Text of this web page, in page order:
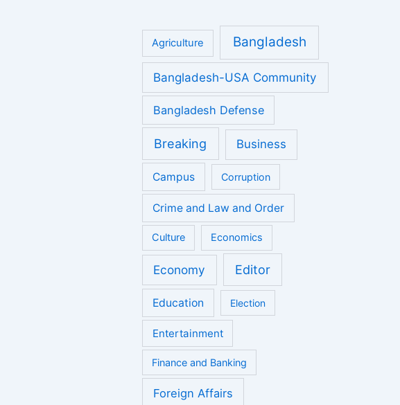
Agriculture Bangladesh
Bangladesh-USA Community
Bangladesh Defense
Breaking Business
Campus Corruption
Crime and Law and Order
Culture Economics
Economy Editor
Education Election
Entertainment
Finance and Banking
Foreign Affairs